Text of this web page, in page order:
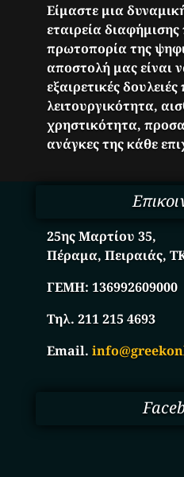
Είμαστε μια
εταιρεία
πρωτοπορία της
αποστολή μας είναι
εξαιρετικές
λειτουργικότητα,
χρηστικότητα,
ανάγκες της κάθε
25ης Μαρτίου 35,
Πέραμα, Πειραιάς,
ΓΕΜΗ:136992609000
Τηλ. 211 215 4693
Email.